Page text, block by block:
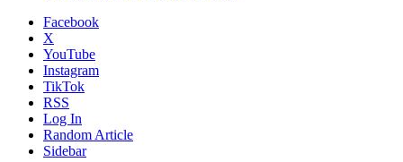
Facebook
X
YouTube
Instagram
TikTok
RSS
Log In
Random Article
Sidebar